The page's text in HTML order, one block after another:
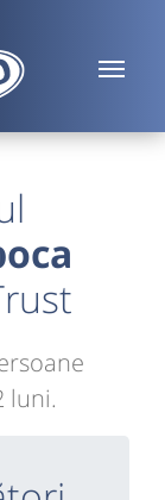
luni.